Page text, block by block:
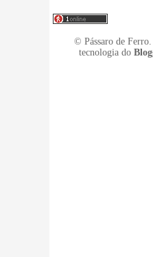
© Pássaro de
tecnologia do